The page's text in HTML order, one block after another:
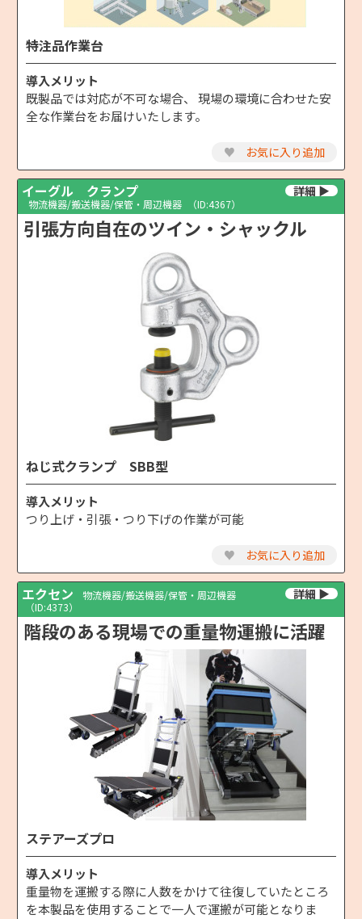
特注品作業台
導入メリット
既製品では対応が不可な場合、 現場の環境に合わせた安
全な作業台をお届けいたします。
♥ お気に入り追加
イーグル クランプ
物流機器/搬送機器/保管・周辺機器 （ID:4367）
引張方向自在のツイン・シャックル
ねじ式クランプ SBB型
導入メリット
つり上げ・引張・つり下げの作業が可能
♥ お気に入り追加
エクセン
物流機器/搬送機器/保管・周辺機器
（ID:4373）
階段のある現場での重量物運搬に活躍
ステアーズプロ
導入メリット
重量物を運搬する際に人数をかけて往復していたところ
を本製品を使用することで一人で運搬が可能となりま